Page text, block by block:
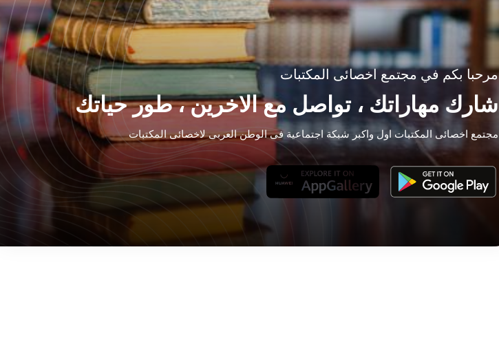
مرحبا بكم في مجتمع اخصائى المكتبات
شارك مهاراتك ، تواصل مع اﻻخرين ، طور حياتك
مجتمع اخصائى المكتبات اول واكبر شبكة اجتماعية فى الوطن العربى لاخصائى المكتبات